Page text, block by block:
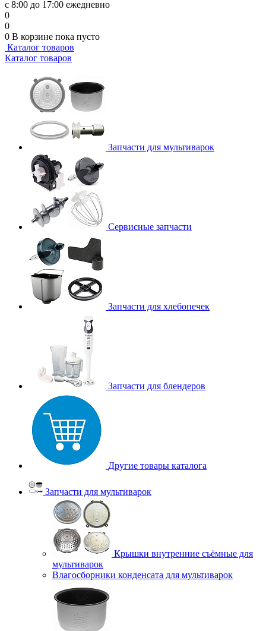
с 8:00 до 17:00 ежедневно
0
0
0 В корзине пока пусто
Каталог товаров
Каталог товаров
Запчасти для мультиварок
Сервисные запчасти
Запчасти для хлебопечек
Запчасти для блендеров
Другие товары каталога
Запчасти для мультиварок
Крышки внутренние съёмные для
мультиварок
Влагосборники конденсата для мультиварок